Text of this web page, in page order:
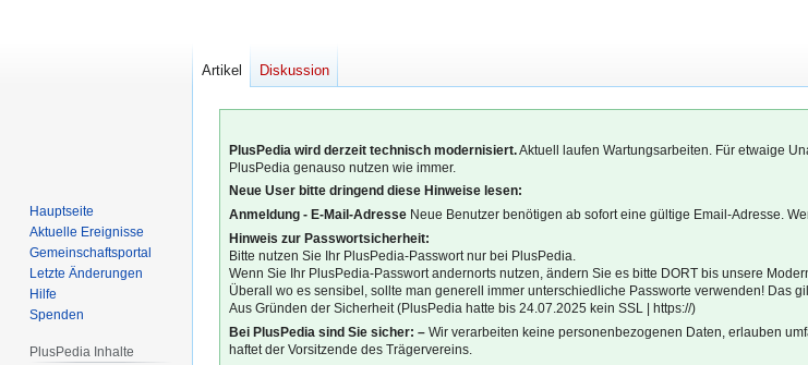
PlusPedia wird derzeit technisch modernisiert.Aktuell laufen Wartungsarbeiten. Für etwaige
PlusPedia genauso nutzen wie immer.
Neue User bitte dringend diese Hinweise lesen:
Anmeldung - E-Mail-Adresse Neue Benutzer benötigen ab sofort eine gültige Email-Adresse.
Hinweis zur Passwortsicherheit:
Bitte nutzen Sie Ihr PlusPedia-Passwort nur bei PlusPedia.
Wenn Sie Ihr PlusPedia-Passwort andernorts nutzen, ändern Sie es bitte DORT bis unsere
Überall wo es sensibel, sollte man generell immer unterschiedliche Passworte verwenden! Das
Aus Gründen der Sicherheit (PlusPedia hatte bis 24.07.2025 kein SSL | https://)
Bei PlusPedia sind Sie sicher: – Wir verarbeiten keine personenbezogenen Daten, erlauben
haftet der Vorsitzende des Trägervereins.
Artikel Diskussion
Hauptseite
Aktuelle Ereignisse
Gemeinschafts­portal
Letzte Änderungen
Hilfe
Spenden
PlusPedia Inhalte